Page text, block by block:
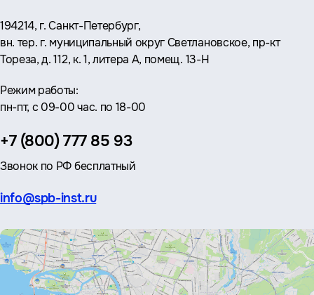
Адрес:
194214, г. Санкт-Петербург,
вн. тер. г. муниципальный округ Светлановское, пр-кт
Тореза, д. 112, к. 1, литера А, помещ. 13-Н
Режим работы:
пн-пт, с 09-00 час. по 18-00
Телефон:
+7 (800) 777 85 93
Звонок по РФ бесплатный
Эл.
info@spb-inst.ru